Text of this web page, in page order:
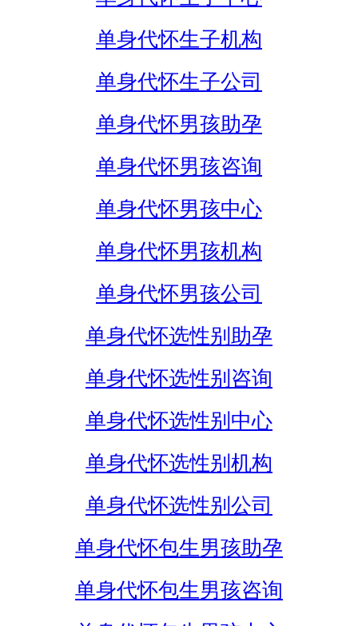
单身代怀生子机构
单身代怀生子公司
单身代怀男孩助孕
单身代怀男孩咨询
单身代怀男孩中心
单身代怀男孩机构
单身代怀男孩公司
单身代怀选性别助孕
单身代怀选性别咨询
单身代怀选性别中心
单身代怀选性别机构
单身代怀选性别公司
单身代怀包生男孩助孕
单身代怀包生男孩咨询